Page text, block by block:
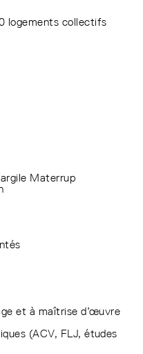
logements collectifs
Materrup
et à maîtrise d’œuvre
(ACV, FLJ, études